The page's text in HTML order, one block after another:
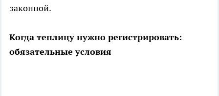
законной.
Когда теплицу нужно регистрировать:
обязательные условия